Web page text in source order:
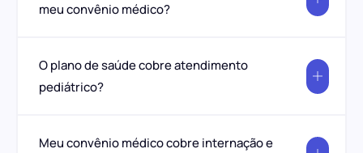
meu convênio médico?
O plano de saúde cobre atendimento
pediátrico?
Meu convênio médico cobre internação e